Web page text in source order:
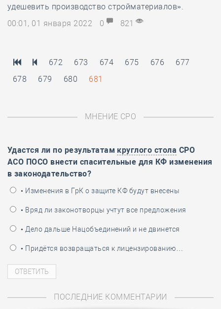
удешевить производство стройматериалов».
00:01, 01 января 2022
0 821
672 673 674 675 676
677
678
679 680 681
МНЕНИЕ СРО
Удастся ли по результатам круглого стола СРО
АСО ПОСО внести спасительные для КФ изменения
в законодательство?
• Изменения в ГрК о защите КФ будут внесены
• Вряд ли законотворцы учтут все предложения
• Дело дальше Нацобъединений и не двинется
• Придётся возвращаться к лицензированию…
ПОСЛЕДНИЕ КОММЕНТАРИИ